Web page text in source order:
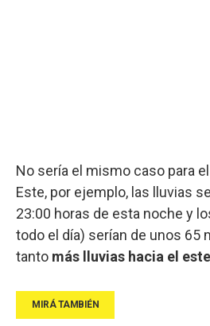
No sería el mismo caso para
Este, por ejemplo, las lluvias
23:00 horas de esta noche y
todo el día) serían de unos 65
tanto más lluvias hacia el